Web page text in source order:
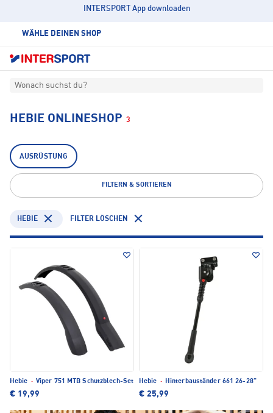
INTERSPORT App downloaden
WÄHLE DEINEN SHOP
Wonach suchst du?
HEBIE ONLINESHOP 3
AUSRÜSTUNG
FILTERN & SORTIEREN
HEBIE FILTER LÖSCHEN
Hebie · Viper 751 MTB Schutzblech-Set
€ 19,99
Hebie · Hinterbauständer 661 26-28"
€ 25,99